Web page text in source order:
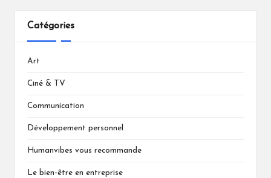
Catégories
Art
Ciné & TV
Communication
Développement personnel
Humanvibes vous recommande
Le bien-être en entreprise